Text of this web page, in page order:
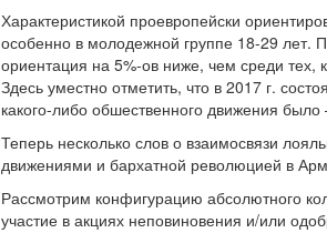
Характеристикой проевропейски
особенно в молодежной группе 18-29 лет.
ориентация на 5%-ов ниже, чем среди тех,
Здесь уместно отметить, что в 2017 г.
какого-либо обшественного движения
Теперь несколько слов о взаимосвязи
движениями и бархатной революцией в
Рассмотрим конфигурацию абсолютного
участие в акциях неповиновения и/или